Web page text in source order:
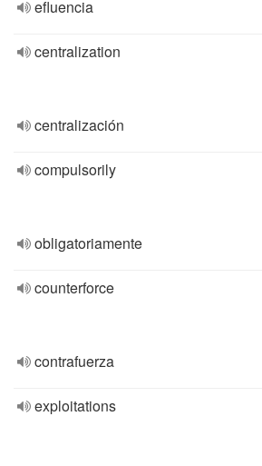
efluencia
centralization
centralización
compulsorily
obligatoriamente
counterforce
contrafuerza
exploitations